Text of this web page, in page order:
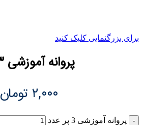
برای بزرگنمایی کلیک کنید
پروانه آموزشی 3 پر
۲,۰۰۰ تومان
پروانه آموزشی 3 پر عدد